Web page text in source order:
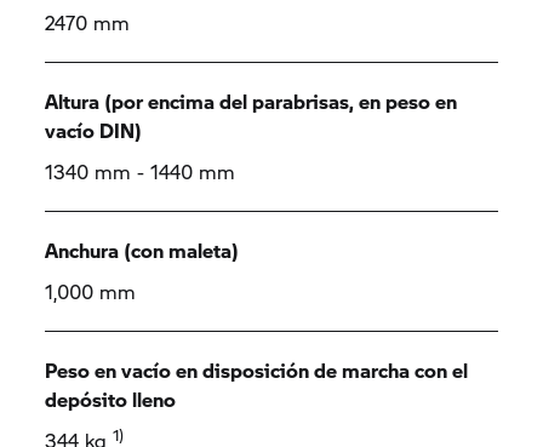
2470 mm
Altura (por encima del parabrisas, en peso en
vacío DIN)
1340 mm - 1440 mm
Anchura (con maleta)
1,000 mm
Peso en vacío en disposición de marcha con el
depósito lleno
344 kg 1)